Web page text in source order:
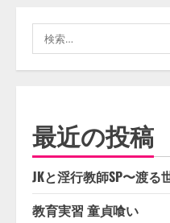
索:
最近の投稿
JKと淫行教師SP〜渡
教育実習 童貞喰い